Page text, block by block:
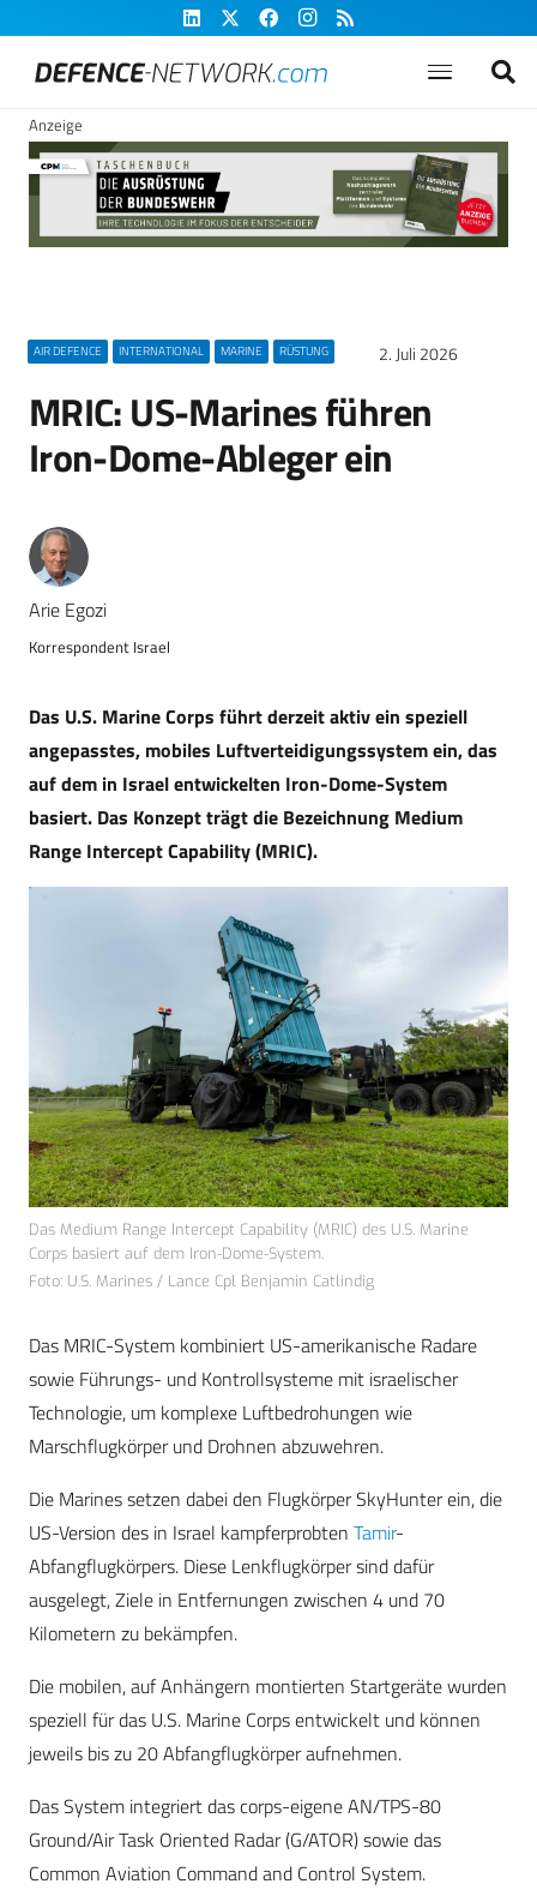
Anzeige
AIR DEFENCE INTERNATIONAL MARINE RÜSTUNG 2. Juli 2026
MRIC: US-Marines führen
Iron-Dome-Ableger ein
Arie Egozi
Korrespondent Israel
Das U.S. Marine Corps führt derzeit aktiv ein speziell
angepasstes, mobiles Luftverteidigungssystem ein, das
auf dem in Israel entwickelten Iron-Dome-System
basiert. Das Konzept trägt die Bezeichnung Medium
Range Intercept Capability (MRIC).
Das Medium Range Intercept Capability (MRIC) des U.S. Marine
Corps basiert auf dem Iron-Dome-System.
Foto: U.S. Marines / Lance Cpl Benjamin Catlindig
Das MRIC-System kombiniert US-amerikanische Radare
sowie Führungs- und Kontrollsysteme mit israelischer
Technologie, um komplexe Luftbedrohungen wie
Marschflugkörper und Drohnen abzuwehren.
Die Marines setzen dabei den Flugkörper SkyHunter ein, die
US-Version des in Israel kampferprobten Tamir-
Abfangflugkörpers. Diese Lenkflugkörper sind dafür
ausgelegt, Ziele in Entfernungen zwischen 4 und 70
Kilometern zu bekämpfen.
Die mobilen, auf Anhängern montierten Startgeräte wurden
speziell für das U.S. Marine Corps entwickelt und können
jeweils bis zu 20 Abfangflugkörper aufnehmen.
Das System integriert das corps-eigene AN/TPS-80
Ground/Air Task Oriented Radar (G/ATOR) sowie das
Common Aviation Command and Control System.